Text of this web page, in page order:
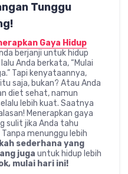
Tunggu
Gaya Hidup
berjanji untuk hidup
Anda berkata, “Mulai
Tapi kenyataannya,
saja, bukan? Atau Anda
diet sehat, namun
lebih kuat. Saatnya
Menerapkan gaya
sulit jika Anda tahu
menunggu lebih
sederhana yang
juga untuk hidup lebih
mulai hari ini!